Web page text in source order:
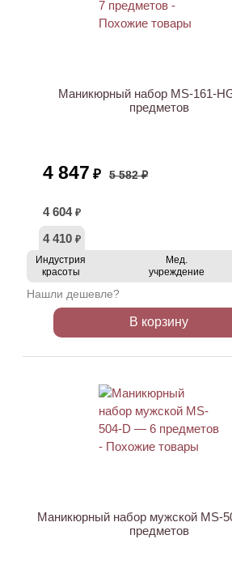
Маникюрный набор MS-161-
предметов
4 847 ₽ 5 582 ₽
4 604 ₽
4 410 ₽
Индустрия
красоты
Мед.
учреждение
Нашли дешевле?
В корзину
Маникюрный набор мужской MS-
предметов